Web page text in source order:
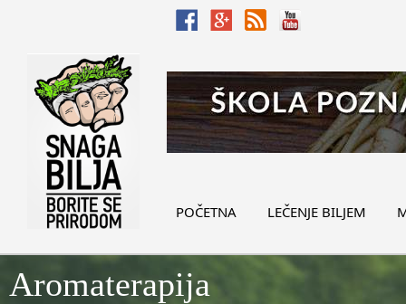
POČETNA LEČENJE BILJEM
Aromaterapija